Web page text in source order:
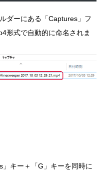
ダーにある「Captures」フ
形式で自動的に命名されま
キー＋「G」キーを同時に